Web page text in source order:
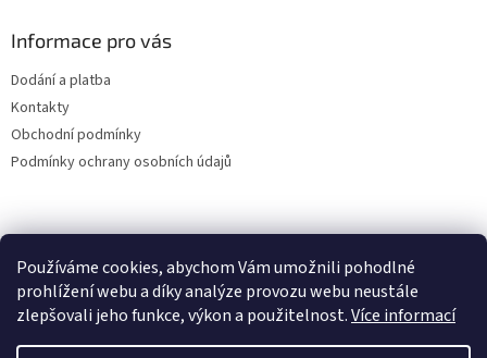
Používáme cookies, abychom Vám umožnili pohodlné
prohlížení webu a díky analýze provozu webu neustále
zlepšovali jeho funkce, výkon a použitelnost.Více informací
Informace pro vás
Dodání a platba
Kontakty
Obchodní podmínky
Podmínky ochrany osobních údajů